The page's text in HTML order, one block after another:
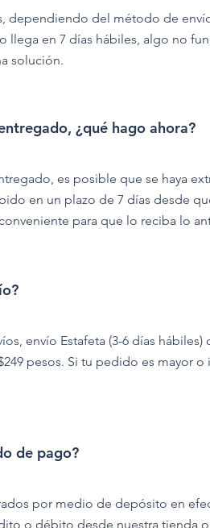
dependiendo del método de
llega en 7 días hábiles, algo no
solución.
¿qué hago ahora?
es posible que se haya
en un plazo de 7 días desde
para que lo reciba lo
envío Estafeta (3-6 días
pesos. Si tu pedido es mayor
de pago?
por medio de depósito en
o débito desde nuestra tienda